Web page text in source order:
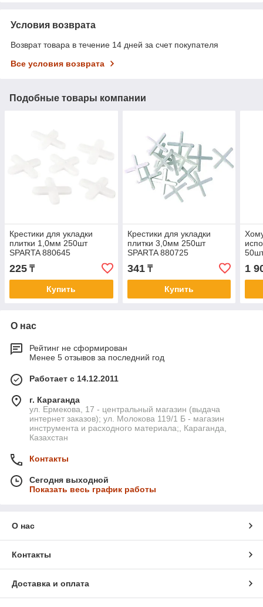
Условия возврата
Возврат товара в течение 14 дней за счет покупателя
Все условия возврата
Подобные товары компании
Крестики для укладки
плитки 1,0мм 250шт
SPARTA 880645
225 ₸
Купить
Крестики для укладки
плитки 3,0мм 250шт
SPARTA 880725
341₸
Купить
1
О нас
Рейтинг не сформирован
Менее 5 отзывов за последний год
Работает с 14.12.2011
г. Караганда
ул. Ермекова, 17 - центральный магазин (выдача
интернет заказов); ул. Молокова 119/1 Б - магазин
инструмента и расходного материала;, Караганда,
Казахстан
Контакты
Сегодня выходной
Показать весь график работы
О нас
Контакты
Доставка и оплата